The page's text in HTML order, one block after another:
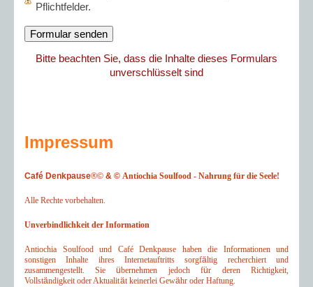
Pflichtfelder.
Bitte beachten Sie, dass die Inhalte dieses Formulars
unverschlüsselt sind
Impressum
Café Denkpause®© & © Antiochia Soulfood - Nahrung für die Seele!
Alle Rechte vorbehalten.
Unverbindlichkeit der Information
Antiochia Soulfood und Café Denkpause haben die Informationen und
sonstigen Inhalte ihres Internetauftritts sorgfältig recherchiert und
zusammengestellt. Sie übernehmen jedoch für deren Richtigkeit,
Vollständigkeit oder Aktualität keinerlei Gewähr oder Haftung.